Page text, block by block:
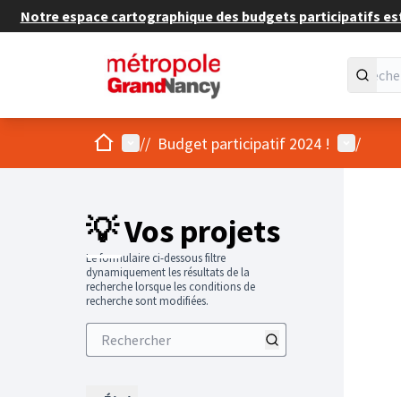
Notre espace cartographique des budgets participatifs
AccueilMenu principal
// Budget participatif 2024 ! Menu
/
💡 Vos projets
Le formulaire ci-dessous filtre
dynamiquement les résultats de la
recherche lorsque les conditions de
recherche sont modifiées.